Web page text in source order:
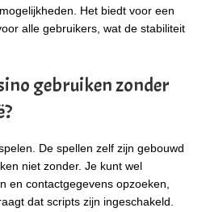
Het biedt voor een
alle gebruikers, wat de stabiliteit
gebruiken zonder
De spellen zelf zijn gebouwd
niet zonder. Je kunt wel
en contactgegevens opzoeken,
dat scripts zijn ingeschakeld.